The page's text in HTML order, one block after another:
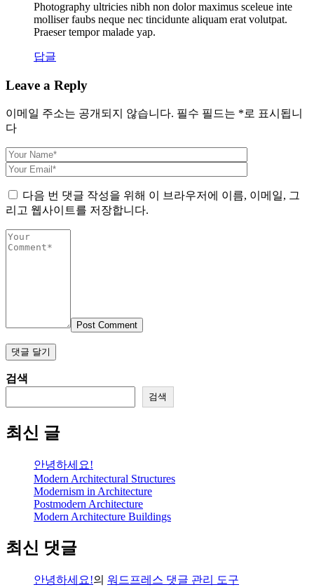
Photography ultricies nibh non dolor maximus sceleue inte
molliser faubs neque nec tincidunte aliquam erat volutpat.
Praeser tempor malade yap.
답글
Leave a Reply
이메일 주소는 공개되지 않습니다. 필수 필드는 *로 표시됩니
다
다음 번 댓글 작성을 위해 이 브라우저에 이름, 이메일, 그
리고 웹사이트를 저장합니다.
Post Comment
검색
검색
최신 글
안녕하세요!
Modern Architectural Structures
Modernism in Architecture
Postmodern Architecture
Modern Architecture Buildings
최신 댓글
안녕하세요!의 워드프레스 댓글 관리 도구